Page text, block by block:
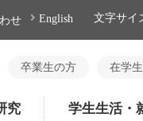
せ English 文字サイ
卒業生の方 在学
究 学生生活・